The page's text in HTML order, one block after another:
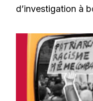
d’investigation à